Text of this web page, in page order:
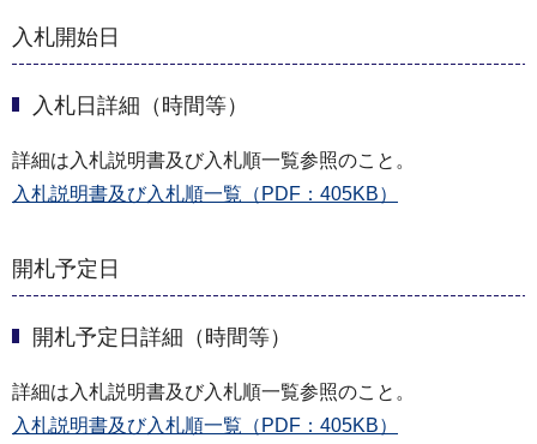
入札開始日
入札日詳細（時間等）
詳細は入札説明書及び入札順一覧参照のこと。
入札説明書及び入札順一覧（PDF：405KB）
開札予定日
開札予定日詳細（時間等）
詳細は入札説明書及び入札順一覧参照のこと。
入札説明書及び入札順一覧（PDF：405KB）